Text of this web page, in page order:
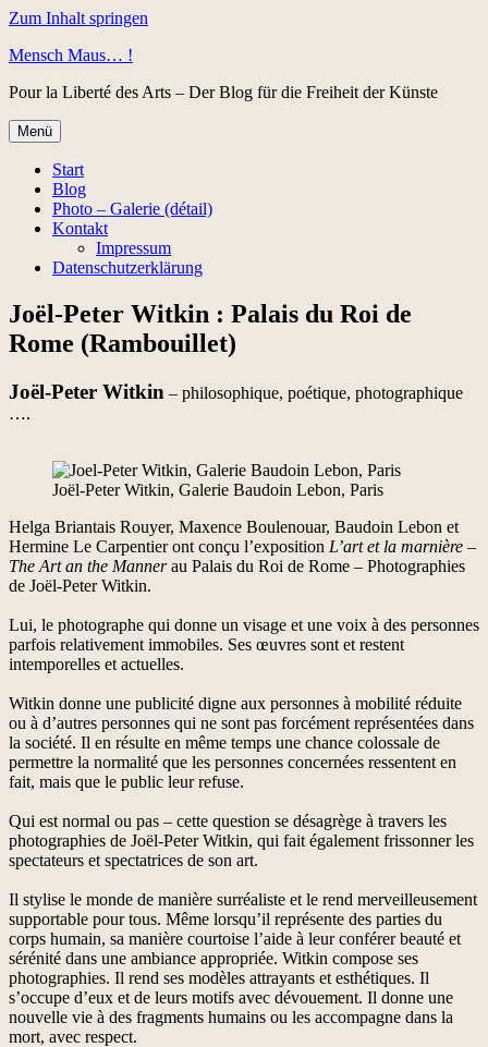
Zum Inhalt springen
Mensch Maus… !
Pour la Liberté des Arts – Der Blog für die Freiheit der Künste
Menü
Start
Blog
Photo – Galerie (détail)
Kontakt
Impressum
Datenschutzerklärung
Joël-Peter Witkin : Palais du Roi de
Rome (Rambouillet)
Joël-Peter Witkin – philosophique, poétique, photographique
….
Joël-Peter Witkin, Galerie Baudoin Lebon, Paris
Helga Briantais Rouyer, Maxence Boulenouar, Baudoin Lebon et
Hermine Le Carpentier ont conçu l’exposition L’art et la marnière –
The Art an the Mannerau Palais du Roi de Rome – Photographies
de Joël-Peter Witkin.
Lui, le photographe qui donne un visage et une voix à des personnes
parfois relativement immobiles. Ses œuvres sont et restent
intemporelles et actuelles.
Witkin donne une publicité digne aux personnes à mobilité réduite
ou à d’autres personnes qui ne sont pas forcément représentées dans
la société. Il en résulte en même temps une chance colossale de
permettre la normalité que les personnes concernées ressentent en
fait, mais que le public leur refuse.
Qui est normal ou pas – cette question se désagrège à travers les
photographies de Joël-Peter Witkin, qui fait également frissonner les
spectateurs et spectatrices de son art.
Il stylise le monde de manière surréaliste et le rend merveilleusement
supportable pour tous. Même lorsqu’il représente des parties du
corps humain, sa manière courtoise l’aide à leur conférer beauté et
sérénité dans une ambiance appropriée. Witkin compose ses
photographies. Il rend ses modèles attrayants et esthétiques. Il
s’occupe d’eux et de leurs motifs avec dévouement. Il donne une
nouvelle vie à des fragments humains ou les accompagne dans la
mort, avec respect.